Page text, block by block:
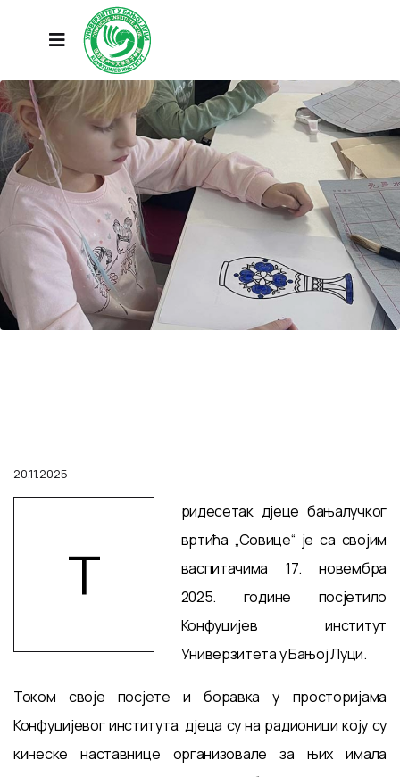
20.11.2025
Т
ридесетак дјеце бањалучког
вртића „Совице“ је са својим
васпитачима 17. новембра
2025. године посјетило
Конфуцијев институт
Универзитета у Бањој Луци.
Током своје посјете и боравка у просторијама
Конфуцијевог института, дјеца су на радионици коју су
кинеске наставнице организовале за њих имала